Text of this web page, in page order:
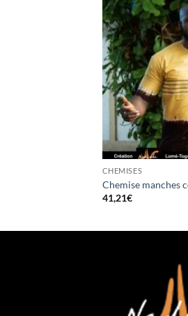
CHEMISES
Chemise manches
41,21€